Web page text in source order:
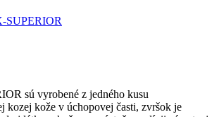
SUPERIOR
sú vyrobené z jedného kusu
kozej kože v úchopovej časti, zvršok je